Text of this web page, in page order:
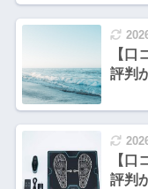
【口
評判
【口
評判